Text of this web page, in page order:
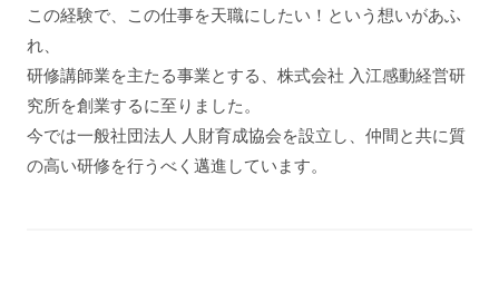
この経験で、この仕事を天職にしたい！という想いがあふ
れ、
研修講師業を主たる事業とする、株式会社 入江感動経営研
究所を創業するに至りました。
今では一般社団法人 人財育成協会を設立し、仲間と共に質
の高い研修を行うべく邁進しています。